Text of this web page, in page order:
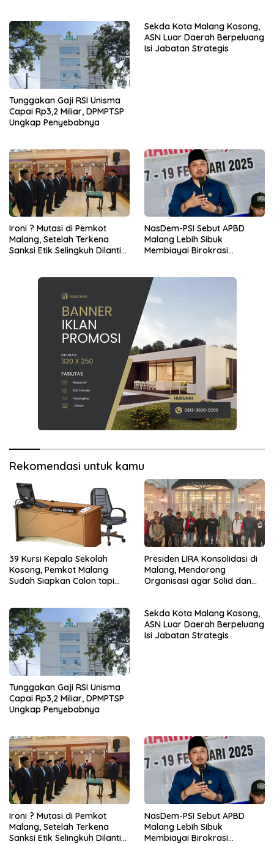
Tunggakan Gaji RSI Unisma
Capai Rp3,2 Miliar, DPMPTSP
Ungkap Penyebabnya
Sekda Kota Malang Kosong,
ASN Luar Daerah Berpeluang
Isi Jabatan Strategis
Ironi ? Mutasi di Pemkot
Malang, Setelah Terkena
Sanksi Etik Selingkuh Dilantik,
NasDem-PSI Sebut APBD
Malang Lebih Sibuk
Membiayai Birokrasi
Rekomendasi untuk kamu
39 Kursi Kepala Sekolah
Kosong, Pemkot Malang
Sudah Siapkan Calon tapi
Presiden LIRA Konsolidasi di
Malang, Mendorong
Organisasi agar Solid dan
Tunggakan Gaji RSI Unisma
Capai Rp3,2 Miliar, DPMPTSP
Ungkap Penyebabnya
Sekda Kota Malang Kosong,
ASN Luar Daerah Berpeluang
Isi Jabatan Strategis
Ironi ? Mutasi di Pemkot
Malang, Setelah Terkena
Sanksi Etik Selingkuh Dilantik,
NasDem-PSI Sebut APBD
Malang Lebih Sibuk
Membiayai Birokrasi